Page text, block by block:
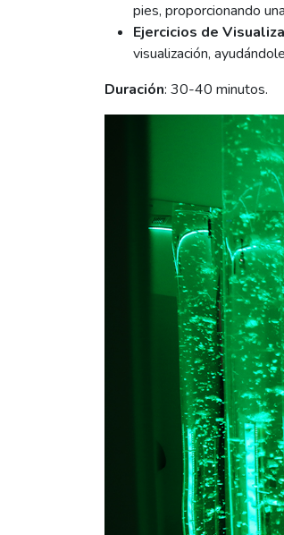
pies, proporcionando
Ejercicios de
visualización,
Duración: 30-40 minutos.